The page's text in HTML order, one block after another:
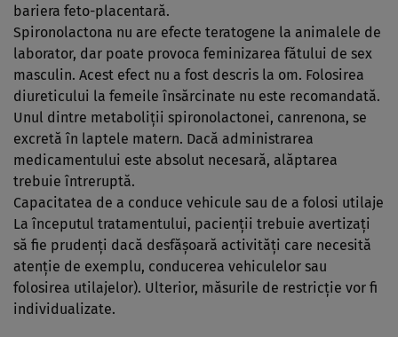
bariera feto-placentară.
Spironolactona nu are efecte teratogene la animalele de
laborator, dar poate provoca feminizarea fătului de sex
masculin. Acest efect nu a fost descris la om. Folosirea
diureticului la femeile însărcinate nu este recomandată.
Unul dintre metaboliţii spironolactonei, canrenona, se
excretă în laptele matern. Dacă administrarea
medicamentului este absolut necesară, alăptarea
trebuie întreruptă.
Capacitatea de a conduce vehicule sau de a folosi utilaje
La începutul tratamentului, pacienţii trebuie avertizaţi
să fie prudenţi dacă desfăşoară activităţi care necesită
atenţie de exemplu, conducerea vehiculelor sau
folosirea utilajelor). Ulterior, măsurile de restricţie vor fi
individualizate.